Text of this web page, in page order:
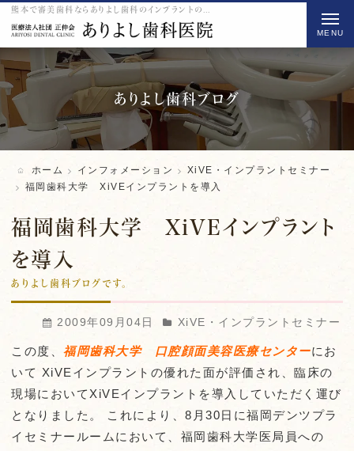
ありよし歯科ブログ
ホーム インフォメーション
XiVE・インプラントセミナー
福岡歯科大学 XiVEインプラントを導入
福岡歯科大学 XiVEインプラント
を導入
ありよし歯科ブログです。
2009年09月04日 XiVE・インプラントセミナー
この度、 福岡歯科大学 口腔顔面美容医療センターにお
いて XiVEインプラントの優れた面が評価され、臨床の
現場においてXiVEインプラントを導入していただく運び
となりました。 これにより、8月30日に福岡デンツプラ
イセミナールームにおいて、福岡歯科大学医局員への
t
o
g
l
g